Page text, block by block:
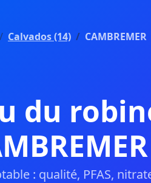
Calvados (14) CAMBREMER
du
: qualité, PFAS,